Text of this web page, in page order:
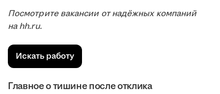
Посмотрите вакансии от надёжных компаний
на hh.ru.
Искать работу
Главное о тишине после отклика